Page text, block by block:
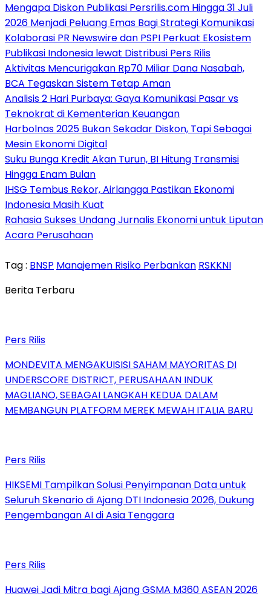
Mengapa Diskon Publikasi Persrilis.com Hingga 31 Juli
2026 Menjadi Peluang Emas Bagi Strategi Komunikasi
Kolaborasi PR Newswire dan PSPI Perkuat Ekosistem
Publikasi Indonesia lewat Distribusi Pers Rilis
Aktivitas Mencurigakan Rp70 Miliar Dana Nasabah,
BCA Tegaskan Sistem Tetap Aman
Analisis 2 Hari Purbaya: Gaya Komunikasi Pasar vs
Teknokrat di Kementerian Keuangan
Harbolnas 2025 Bukan Sekadar Diskon, Tapi Sebagai
Mesin Ekonomi Digital
Suku Bunga Kredit Akan Turun, BI Hitung Transmisi
Hingga Enam Bulan
IHSG Tembus Rekor, Airlangga Pastikan Ekonomi
Indonesia Masih Kuat
Rahasia Sukses Undang Jurnalis Ekonomi untuk Liputan
Acara Perusahaan
Tag : BNSP Manajemen Risiko Perbankan RSKKNI
Berita Terbaru
Pers Rilis
MONDEVITA MENGAKUISISI SAHAM MAYORITAS DI
UNDERSCORE DISTRICT, PERUSAHAAN INDUK
MAGLIANO, SEBAGAI LANGKAH KEDUA DALAM
MEMBANGUN PLATFORM MEREK MEWAH ITALIA BARU
Pers Rilis
HIKSEMI Tampilkan Solusi Penyimpanan Data untuk
Seluruh Skenario di Ajang DTI Indonesia 2026, Dukung
Pengembangan AI di Asia Tenggara
Pers Rilis
Huawei Jadi Mitra bagi Ajang GSMA M360 ASEAN 2026